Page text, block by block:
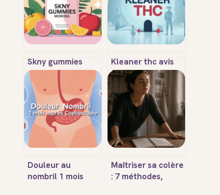
Skny gummies
morosil : avis,
efficacité, dangers
et mode d’emploi
Kleaner thc avis
fiables et tests :
efficacité, risques
et alternatives
Douleur au
nombril 1 mois
Maîtriser sa colère
: 7 méthodes,